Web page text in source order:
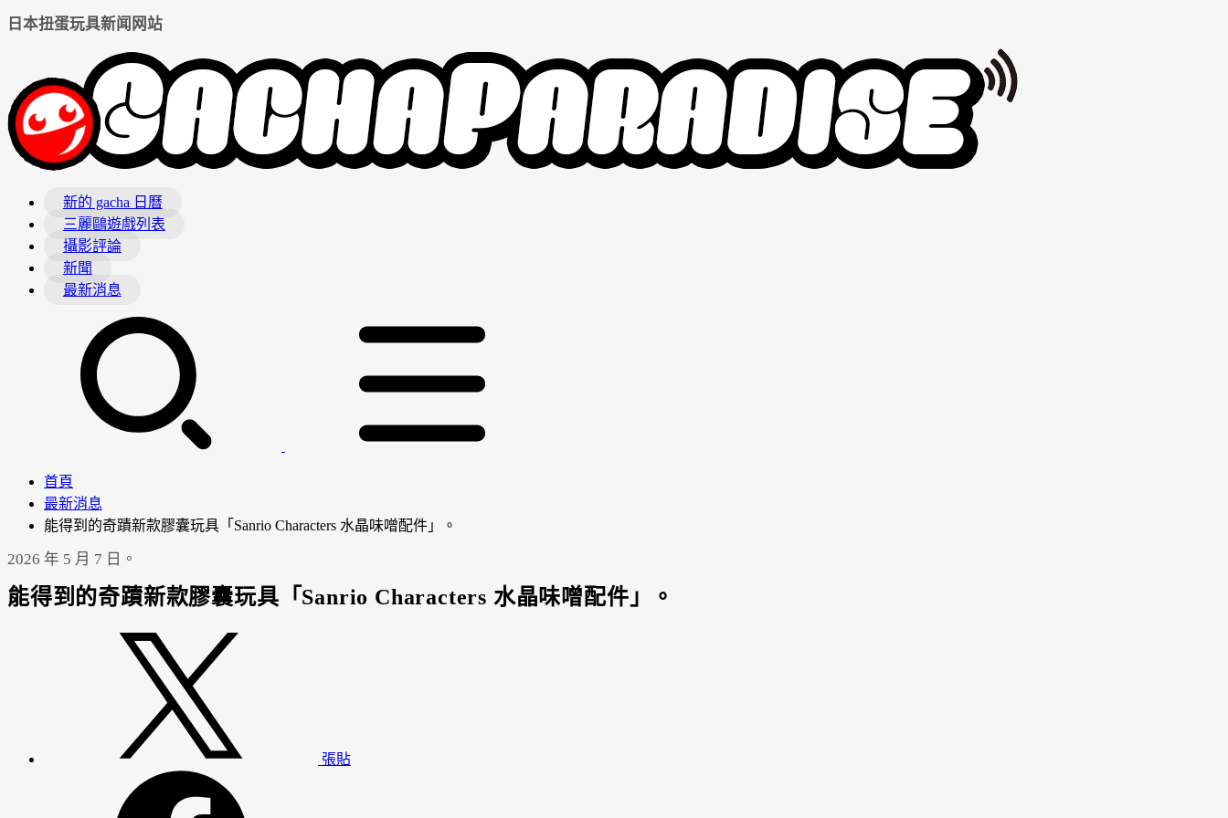
日本扭蛋玩具新闻网站
新的 gacha 日曆
三麗鷗遊戲列表
攝影評論
新聞
最新消息
首頁
最新消息
能得到的奇蹟新款膠囊玩具「Sanrio Characters 水晶味噌配件」。
2026 年 5 月 7 日。
能得到的奇蹟新款膠囊玩具「Sanrio Characters 水晶味噌配件」。
張貼